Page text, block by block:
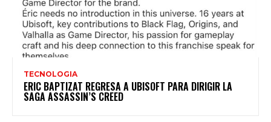
TECNOLOGIA
ERIC BAPTIZAT REGRESA A UBISOFT PARA DIRIGIR LA
SAGA ASSASSIN’S CREED